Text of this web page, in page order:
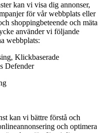
kan vi visa dig annonser,
för vår webbplats eller
shoppingbeteende och mäta
använder vi följande
webbplats:
Klickbaserade
Defender
kan vi bättre förstå och
och optimera